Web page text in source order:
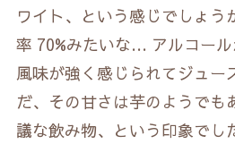
ワイト、という感じでしょう
率 70%みたいな… アルコー
風味が強く感じられてジュー
だ、その甘さは芋のようで
議な飲み物、という印象でし